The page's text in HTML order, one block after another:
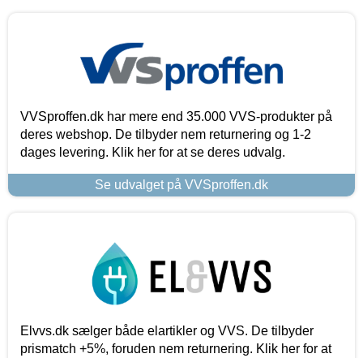
VVSproffen.dk har mere end 35.000 VVS-produkter på
deres webshop. De tilbyder nem returnering og 1-2
dages levering. Klik her for at se deres udvalg.
Se udvalget på VVSproffen.dk
Elvvs.dk sælger både elartikler og VVS. De tilbyder
prismatch +5%, foruden nem returnering. Klik her for at